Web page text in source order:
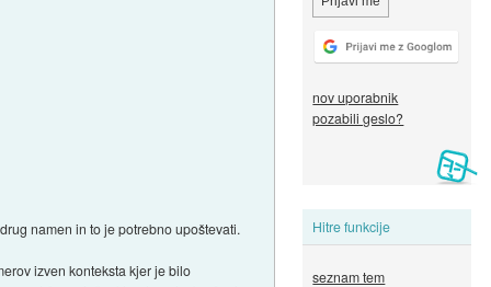
nov uporabnik
pozabili geslo?
Hitre funkcije
seznam tem
namen in to je potrebno upoštevati.
izven konteksta kjer je bilo